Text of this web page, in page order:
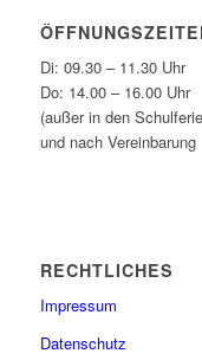
Di: 09.30 – 11.30 Uhr
Do: 14.00 – 16.00 Uhr
(außer in den
und nach Vereinbarung
RECHTLICHES
Impressum
Datenschutz